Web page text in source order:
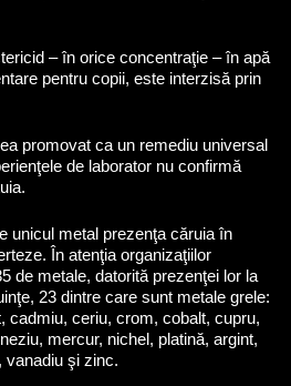
– în orice concentraţie – în apă
pentru copii, este interzisă prin
promovat ca un remediu universal
de laborator nu confirmă
unicul metal prezenţa căruia în
În atenţia organizaţiilor
de metale, datorită prezenţei lor la
23 dintre care sunt metale grele:
cadmiu, ceriu, crom, cobalt, cupru,
mercur, nichel, platină, argint,
vanadiu şi zinc.